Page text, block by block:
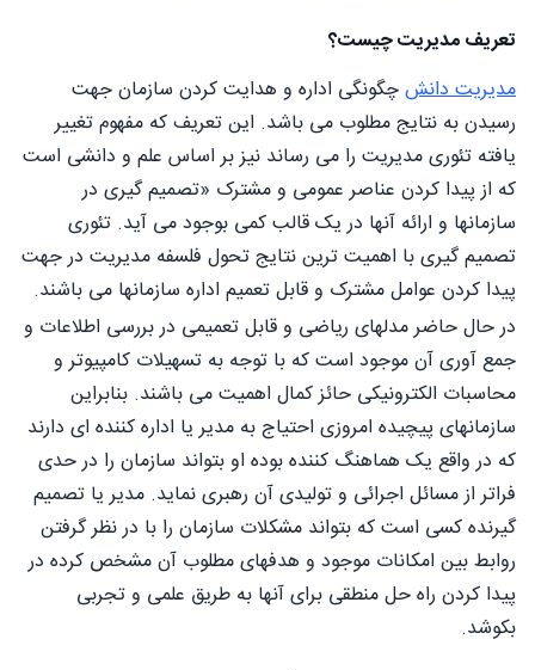
تعریف مدیریت چیست؟
مدیریت دانشچگونگی اداره و هدایت کردن سازمان جهت
رسیدن به نتایج مطلوب می باشد. این تعریف که مفهوم تغییر
یافته تئوری مدیریت را می رساند نیز بر اساس علم و دانشی است
که از پیدا کردن عناصر عمومی و مشترک «تصمیم گیری در
سازمانها و ارائه آنها در یک قالب کمی بوجود می آید. تئوری
تصمیم گیری با اهمیت ترین نتایج تحول فلسفه مدیریت در جهت
پیدا کردن عوامل مشترک و قابل تعمیم اداره سازمانها می باشند.
در حال حاضر مدلهای ریاضی و قابل تعمیمی در بررسی اطلاعات و
جمع آوری آن موجود است که با توجه به تسهیلات کامپیوتر و
محاسبات الکترونیکی حائز کمال اهمیت می باشند. بنابراین
سازمانهای پیچیده امروزی احتیاج به مدیر یا اداره کننده ای دارند
که در واقع یک هماهنگ کننده بوده او بتواند سازمان را در حدی
فراتر از مسائل اجرائی و تولیدی آن رهبری نماید. مدیر یا تصمیم
گیرنده کسی است که بتواند مشکلات سازمان را با در نظر گرفتن
روابط بین امکانات موجود و هدفهای مطلوب آن مشخص کرده در
پیدا کردن راه حل منطقی برای آنها به طریق علمی و تجربی
بکوشد.